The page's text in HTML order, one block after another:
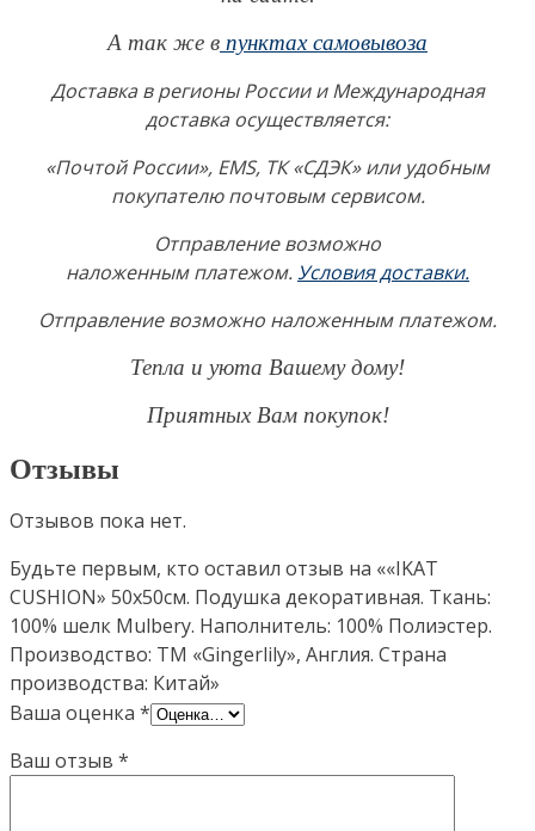
А так же в пунктах самовывоза
Доставка в регионы России и Международная
доставка осуществляется:
«Почтой России», EMS, ТК «СДЭК» или удобным
покупателю почтовым сервисом.
Отправление возможно
наложенным платежом.Условия доставки.
Отправление возможно наложенным платежом.
Тепла и уюта Вашему дому!
Приятных Вам покупок!
Отзывы
Отзывов пока нет.
Будьте первым, кто оставил отзыв на ««IKAT
CUSHION» 50х50см. Подушка декоративная. Ткань:
100% шелк Mulbery. Наполнитель: 100% Полиэстер.
Производство: ТМ «Gingerlily», Англия. Страна
производства: Китай»
Ваша оценка *
Ваш отзыв *